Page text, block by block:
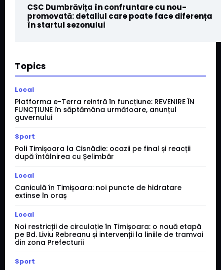
CSC Dumbrăvița în confruntare cu nou-
promovată: detaliul care poate face diferența
în startul sezonului
Topics
Local
Platforma e-Terra reintră în funcțiune: REVENIRE ÎN
FUNCȚIUNE în săptămâna următoare, anunțul
guvernului
Sport
Poli Timișoara la Cisnădie: ocazii pe final și reacții
după întâlnirea cu Șelimbăr
Local
Caniculă în Timișoara: noi puncte de hidratare
extinse în oraș
Local
Noi restricții de circulație în Timișoara: o nouă etapă
pe Bd. Liviu Rebreanu și intervenții la liniile de tramvai
din zona Prefecturii
Sport